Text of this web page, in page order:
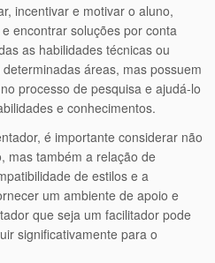
incentivar e motivar o aluno,
encontrar soluções por conta
as habilidades técnicas ou
áreas, mas possuem
processo de pesquisa e ajudá-lo
e conhecimentos.
é importante considerar não
mas também a relação de
de estilos e a
um ambiente de apoio e
que seja um facilitador pode
significativamente para o